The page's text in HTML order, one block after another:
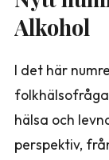
Alkohol
I det här
hälsa och
perspektiv,